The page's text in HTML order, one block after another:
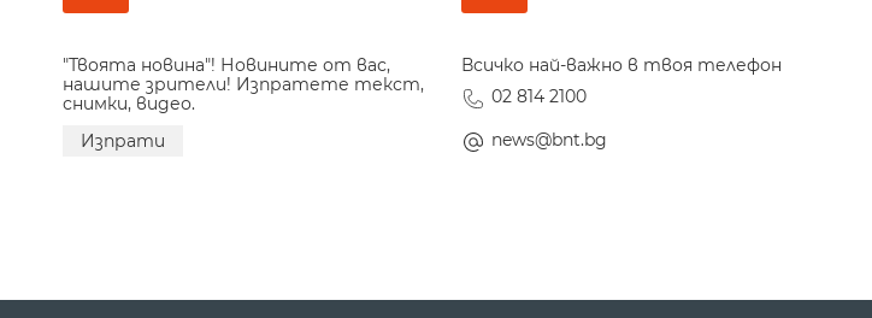
"Твоята новина"! Новините от вас,
нашите зрители! Изпратете текст,
снимки, видео.
Изпрати
Всичко най-важно в твоя телефон
02 814 2100
news@bnt.bg